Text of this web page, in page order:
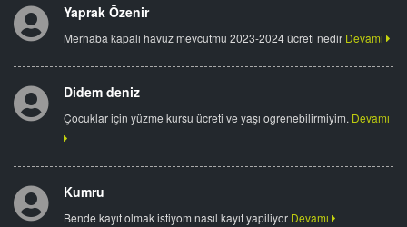
Yaprak Özenir
Merhaba kapalı havuz mevcutmu 2023-2024 ücreti nedir Devamı
Didem deniz
Çocuklar için yüzme kursu ücreti ve yaşı ogrenebilirmiyim. Devamı
Kumru
Bende kayıt olmak istiyom nasıl kayıt yapiliyor Devamı